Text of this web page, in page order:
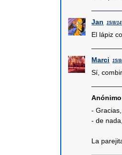
Jan 15/8/
El lápiz
Marci 15/
Sí,
Anónimo
-
- de
La